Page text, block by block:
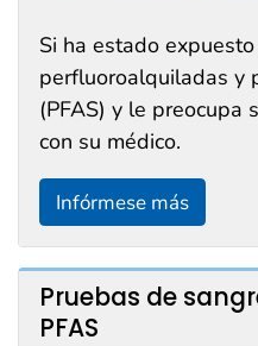
Si ha estado
perfluoroalquiladas y
(PFAS) y le preocupa
con su médico.
Infórmese más
Pruebas de
PFAS